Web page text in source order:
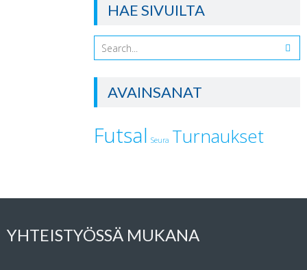
HAE SIVUILTA
AVAINSANAT
Futsal Seura Turnaukset
YHTEISTYÖSSÄ MUKANA